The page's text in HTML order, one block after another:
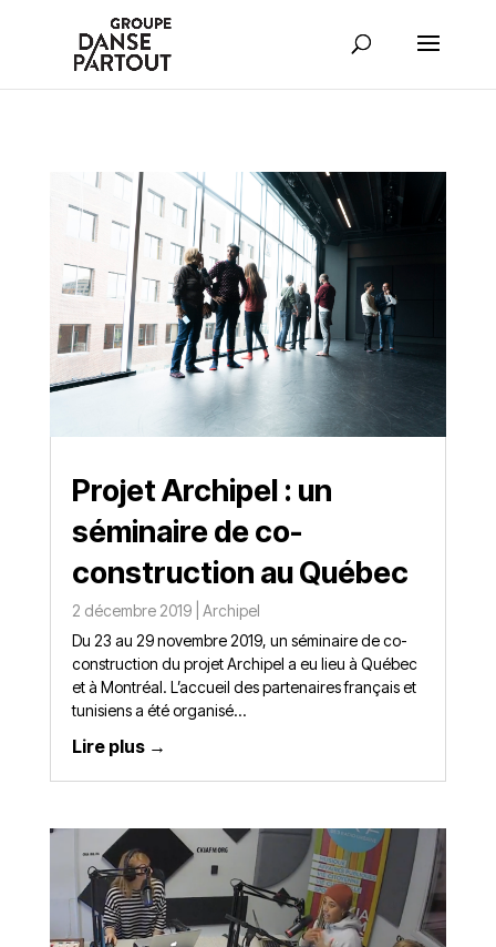
Projet Archipel : un
séminaire de co-
construction au Québec
2 décembre 2019| Archipel
Du 23 au 29 novembre 2019, un séminaire de co-
construction du projet Archipel a eu lieu à Québec
et à Montréal. L’accueil des partenaires français et
tunisiens a été organisé…